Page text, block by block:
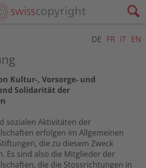
DE FR IT EN
Kultur-, Vorsorge- und
Solidarität der
sozialen Aktivitäten der
erfolgen im Allgemeinen
die zu diesem Zweck
Es sind also die Mitglieder der
die die Stossrichtungen in